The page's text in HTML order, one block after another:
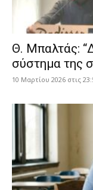
Θ. Μπαλτάς:
σύστημα της
10 Μαρτίου 2026 στις